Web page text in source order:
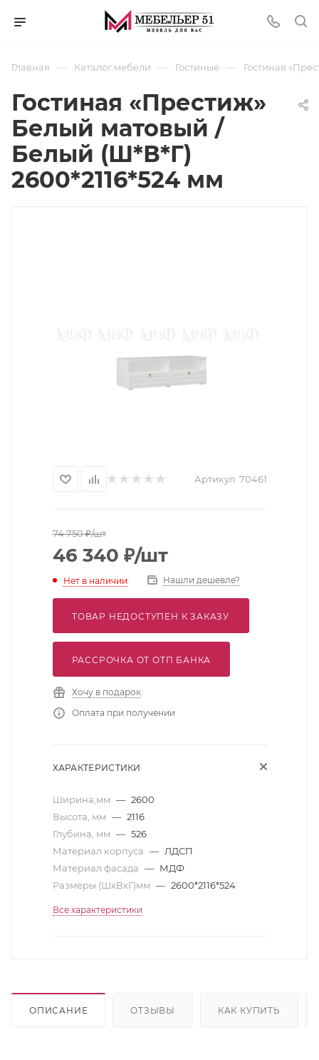
Главная — Каталог мебели — Гостиные — Гостиная
Гостиная «Престиж»
Белый матовый /
Белый (Ш*В*Г)
2600*2116*524 мм
Артикул: 70461
74 750₽/шт
46 340 ₽/шт
Нет в наличии Нашли дешевле?
ТОВАР НЕДОСТУПЕН К ЗАКАЗУ
РАССРОЧКА ОТ ОТП БАНКА
Хочу в подарок
Оплата при получении
ХАРАКТЕРИСТИКИ
Ширина,мм — 2600
Высота, мм — 2116
Глубина, мм — 526
Материал корпуса — ЛДСП
Материал фасада — МДФ
Размеры (ШхВхГ)мм — 2600*2116*524
Все характеристики
ОПИСАНИЕ ОТЗЫВЫ КАК КУПИТЬ